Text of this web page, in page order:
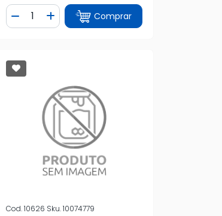
Diminuir Quantidade
Quantidade
Adicionar Quantidade
Comprar
Cod.10626 Sku.10074779